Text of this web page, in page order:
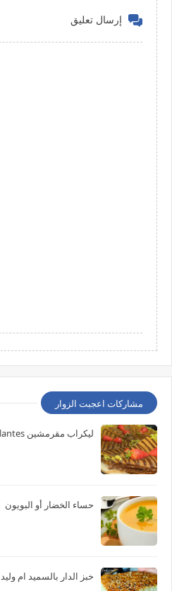
إرسال تعليق
مشاركات اعجبت الزوار
ليكراب مقرمشين les crêpes croustillantes
حساء الخضار أو البويون
خبز الدار بالسميد ام وليد